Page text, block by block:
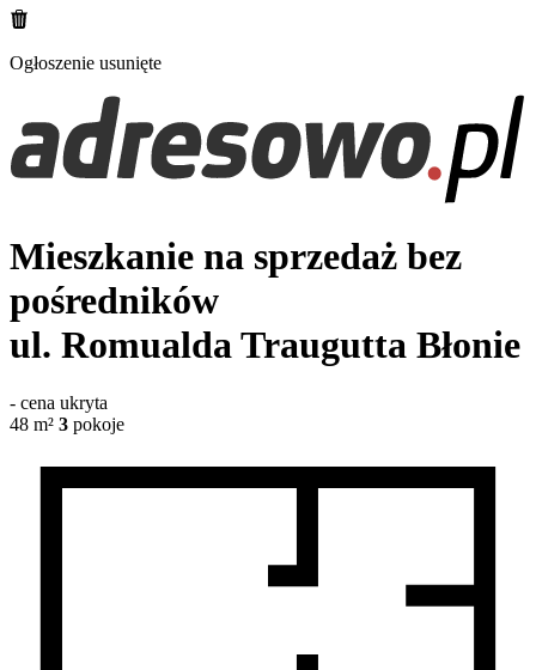
Ogłoszenie usunięte
Mieszkanie na sprzedaż bez
pośredników
ul. Romualda Traugutta Błonie
- cena ukryta
48 m² 3 pokoje